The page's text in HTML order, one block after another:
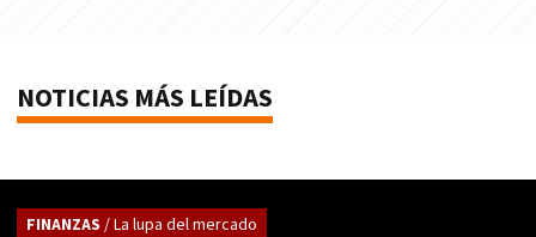
NOTICIAS MÁS LEÍDAS
FINANZAS / La lupa del mercado